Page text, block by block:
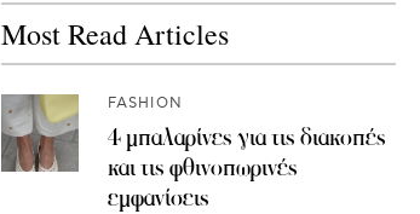
Most Read Articles
FASHION
4 μπαλαρίνες για τις διακοπές
και τις φθινοπωρινές
εμφανίσεις